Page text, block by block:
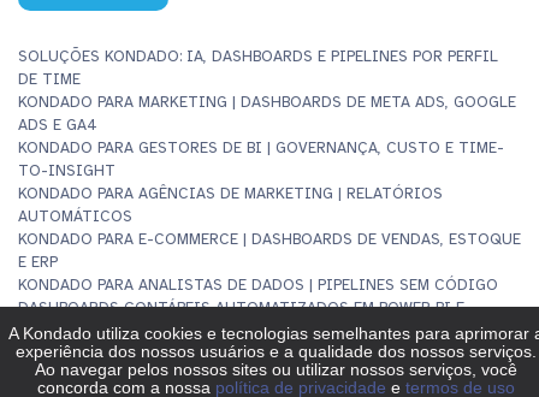
SOLUÇÕES KONDADO: IA, DASHBOARDS E PIPELINES POR PERFIL
DE TIME
KONDADO PARA MARKETING | DASHBOARDS DE META ADS, GOOGLE
ADS E GA4
KONDADO PARA GESTORES DE BI | GOVERNANÇA, CUSTO E TIME-
TO-INSIGHT
KONDADO PARA AGÊNCIAS DE MARKETING | RELATÓRIOS
AUTOMÁTICOS
KONDADO PARA E-COMMERCE | DASHBOARDS DE VENDAS, ESTOQUE
E ERP
KONDADO PARA ANALISTAS DE DADOS | PIPELINES SEM CÓDIGO
DASHBOARDS CONTÁBEIS AUTOMATIZADOS EM POWER BI E
LOOKER